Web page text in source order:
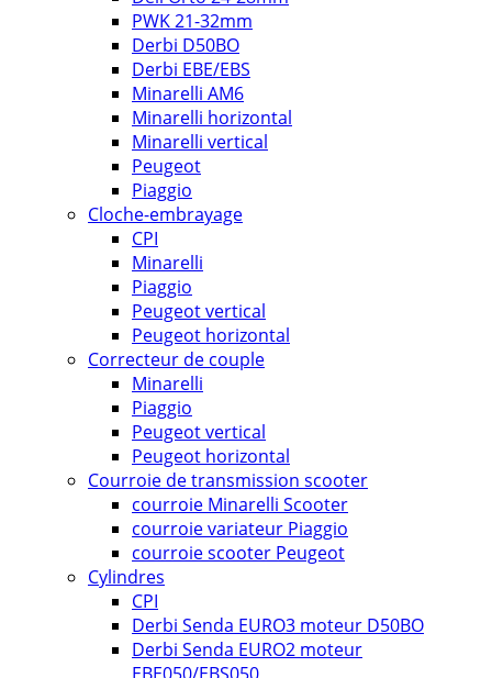
PWK 21-32mm
Derbi D50BO
Derbi EBE/EBS
Minarelli AM6
Minarelli horizontal
Minarelli vertical
Peugeot
Piaggio
Cloche-embrayage
CPI
Minarelli
Piaggio
Peugeot vertical
Peugeot horizontal
Correcteur de couple
Minarelli
Piaggio
Peugeot vertical
Peugeot horizontal
Courroie de transmission scooter
courroie Minarelli Scooter
courroie variateur Piaggio
courroie scooter Peugeot
Cylindres
CPI
Derbi Senda EURO3 moteur D50BO
Derbi Senda EURO2 moteur